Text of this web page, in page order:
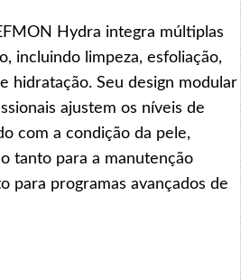
Hydra integra múltiplas
incluindo limpeza, esfoliação,
hidratação. Seu design modular
ajustem os níveis de
com a condição da pele,
tanto para a manutenção
para programas avançados de